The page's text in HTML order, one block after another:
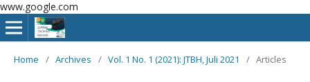
www.google.com
Home / Archives / Vol. 1 No. 1 (2021): JTBH, Juli 2021 / Articles